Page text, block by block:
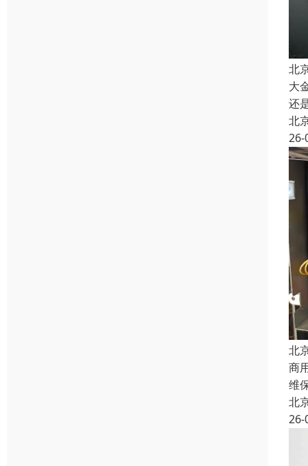
北
大
还
北
26-
北
商
维
北
26-